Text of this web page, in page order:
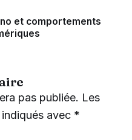
et comportements
pas publiée. Les
avec *